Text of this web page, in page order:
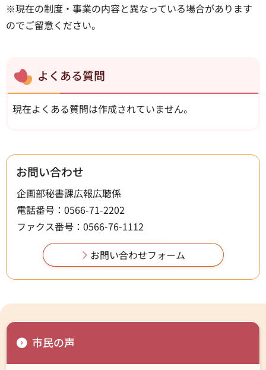
※現在の制度・事業の内容と異なっている場合があります
のでご留意ください。
よくある質問
現在よくある質問は作成されていません。
お問い合わせ
企画部秘書課広報広聴係
電話番号：0566-71-2202
ファクス番号：0566-76-1112
市民の声